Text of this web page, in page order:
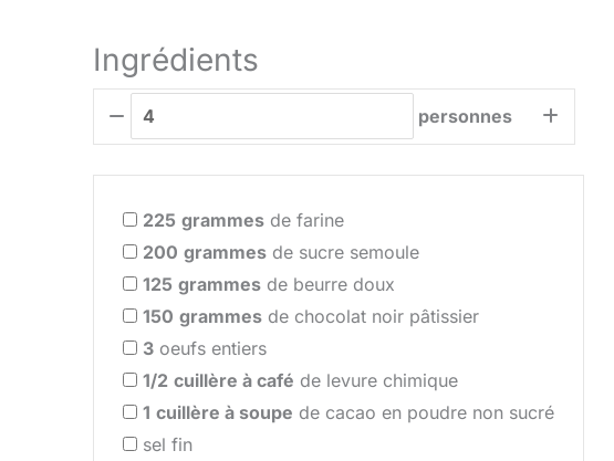
Ingrédients
personnes
225 grammes de farine
200 grammes de sucre semoule
125 grammes de beurre doux
150 grammes de chocolat noir pâtissier
3 oeufs entiers
1/2 cuillère à café de levure chimique
1 cuillère à soupe de cacao en poudre non sucré
sel fin